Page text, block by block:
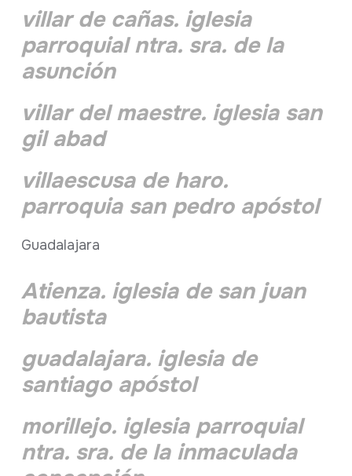
villar de cañas. iglesia
parroquial ntra. sra. de la
asunción
villar del maestre. iglesia san
gil abad
villaescusa de haro.
parroquia san pedro apóstol
Guadalajara
Atienza. iglesia de san juan
bautista
guadalajara. iglesia de
santiago apóstol
morillejo. iglesia parroquial
ntra. sra. de la inmaculada